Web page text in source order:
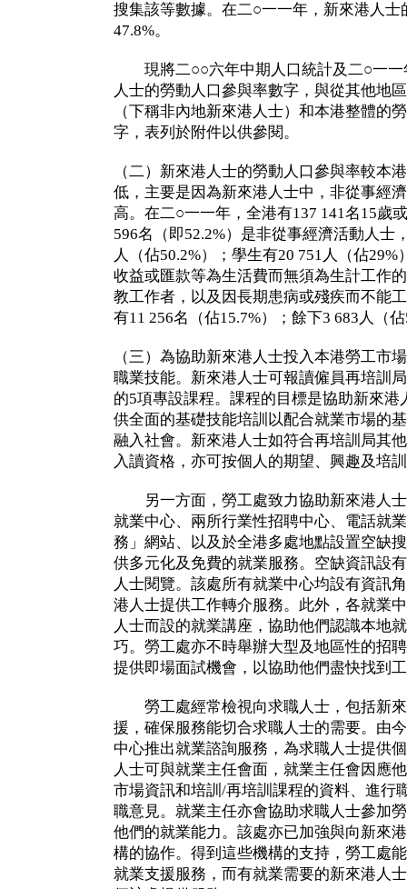
搜集該等數據。在二○一一年，新來港人士
47.8%。
現將二○○六年中期人口統計及二○一一
人士的勞動人口參與率數字，與從其他地
（下稱非內地新來港人士）和本港整體的
字，表列於附件以供參閱。
（二）新來港人士的勞動人口參與率較本
低，主要是因為新來港人士中，非從事經
高。在二○一一年，全港有137 141名15歲
596名（即52.2%）是非從事經濟活動人士
人（佔50.2%）；學生有20 751人（佔
收益或匯款等為生活費而無須為生計工作
教工作者，以及因長期患病或殘疾而不能
有11 256名（佔15.7%）；餘下3 683人（
（三）為協助新來港人士投入本港勞工市
職業技能。新來港人士可報讀僱員再培訓
的5項專設課程。課程的目標是協助新來
供全面的基礎技能培訓以配合就業市場的
融入社會。新來港人士如符合再培訓局其
入讀資格，亦可按個人的期望、興趣及培
另一方面，勞工處致力協助新來港人士
就業中心、兩所行業性招聘中心、電話就
務」網站、以及於全港多處地點設置空缺
供多元化及免費的就業服務。空缺資訊設
人士閱覽。該處所有就業中心均設有資訊
港人士提供工作轉介服務。此外，各就業
人士而設的就業講座，協助他們認識本地
巧。勞工處亦不時舉辦大型及地區性的招
提供即場面試機會，以協助他們盡快找到
勞工處經常檢視向求職人士，包括新來
援，確保服務能切合求職人士的需要。由
中心推出就業諮詢服務，為求職人士提供
人士可與就業主任會面，就業主任會因應
市場資訊和培訓/再培訓課程的資料、進行
職意見。就業主任亦會協助求職人士參加
他們的就業能力。該處亦已加強與向新來
構的協作。得到這些機構的支持，勞工處
就業支援服務，而有就業需要的新來港人